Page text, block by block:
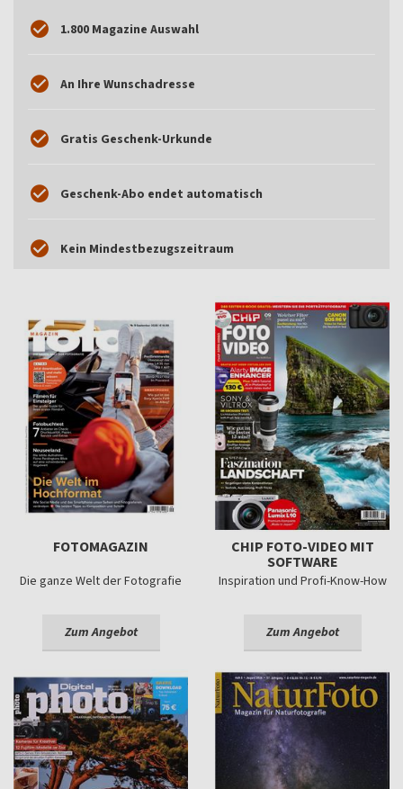
1.800 Magazine Auswahl
An Ihre Wunschadresse
Gratis Geschenk-Urkunde
Geschenk-Abo endet automatisch
Kein Mindestbezugs­zeitraum
FOTOMAGAZIN
Die ganze Welt der Fotografie
Zum Angebot
CHIP FOTO-VIDEO MIT
SOFTWARE
Inspiration und Profi-Know-How
Zum Angebot